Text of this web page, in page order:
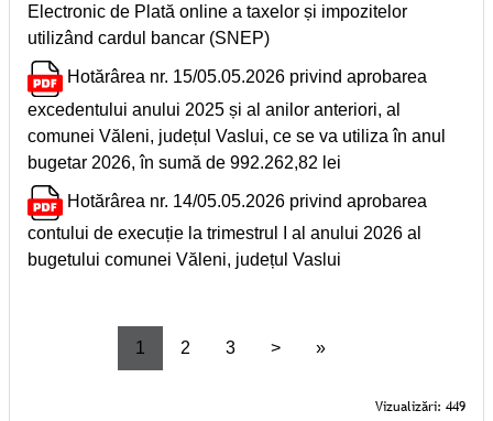
Electronic de Plată online a taxelor și impozitelor
utilizând cardul bancar (SNEP)
Hotărârea nr. 15/05.05.2026 privind aprobarea
excedentului anului 2025 și al anilor anteriori, al
comunei Văleni, județul Vaslui, ce se va utiliza în anul
bugetar 2026, în sumă de 992.262,82 lei
Hotărârea nr. 14/05.05.2026 privind aprobarea
contului de execuție la trimestrul I al anului 2026 al
bugetului comunei Văleni, județul Vaslui
1 2 3 > »